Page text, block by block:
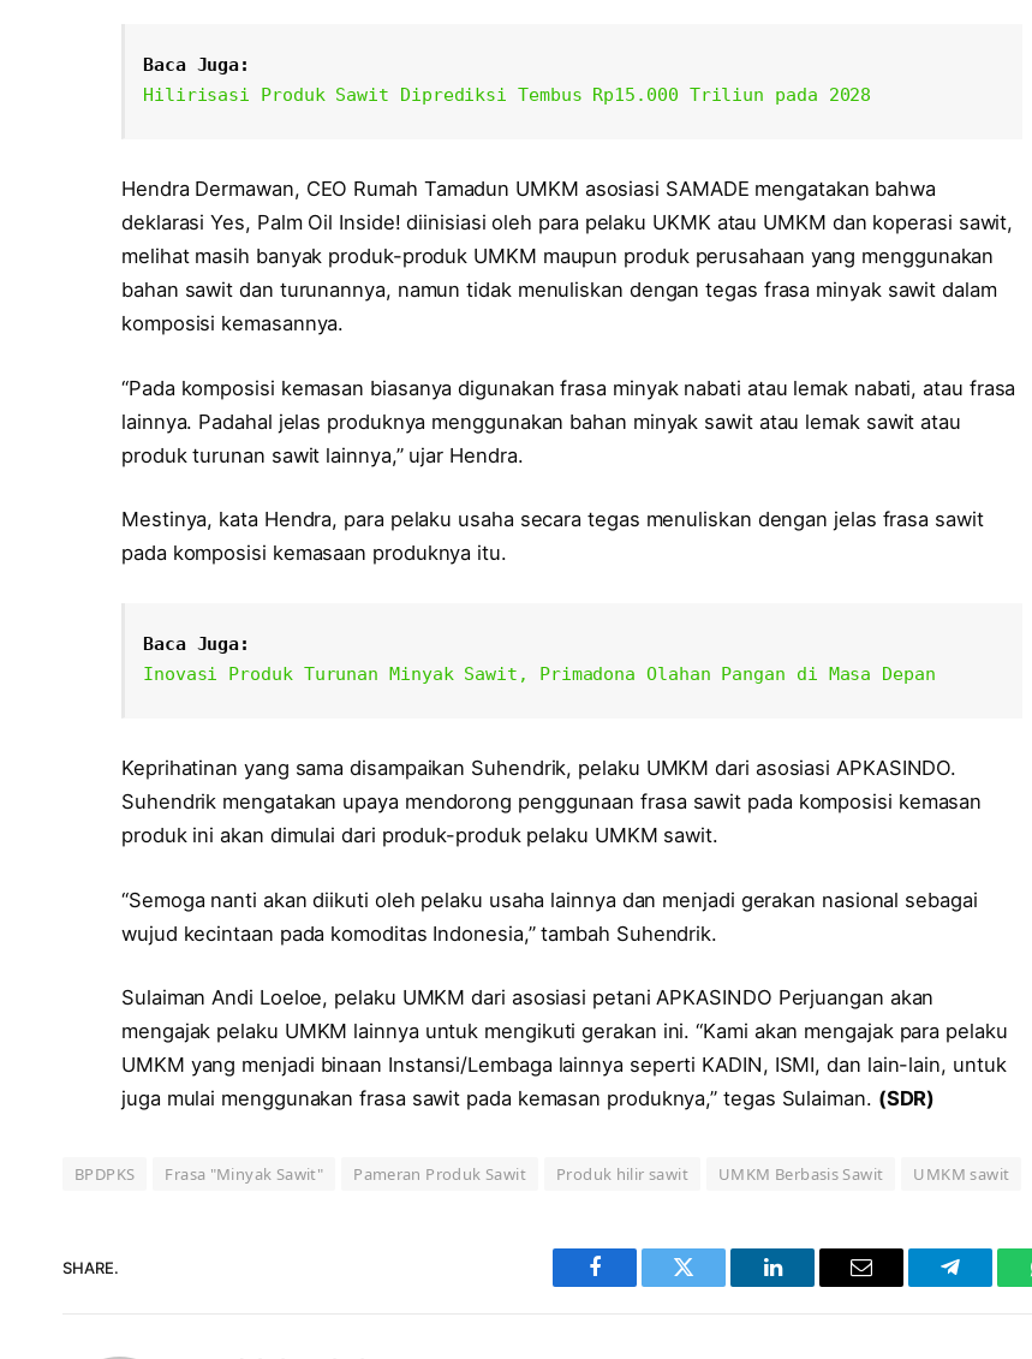
Baca Juga:
Hilirisasi Produk Sawit Diprediksi Tembus Rp15.000 Triliun pada 2028
Hendra Dermawan, CEO Rumah Tamadun UMKM asosiasi SAMADE mengatakan bahwa
deklarasi Yes, Palm Oil Inside! diinisiasi oleh para pelaku UKMK atau UMKM dan koperasi sawit,
melihat masih banyak produk-produk UMKM maupun produk perusahaan yang menggunakan
bahan sawit dan turunannya, namun tidak menuliskan dengan tegas frasa minyak sawit dalam
komposisi kemasannya.
“Pada komposisi kemasan biasanya digunakan frasa minyak nabati atau lemak nabati, atau frasa
lainnya. Padahal jelas produknya menggunakan bahan minyak sawit atau lemak sawit atau
produk turunan sawit lainnya,” ujar Hendra.
Mestinya, kata Hendra, para pelaku usaha secara tegas menuliskan dengan jelas frasa sawit
pada komposisi kemasaan produknya itu.
Baca Juga:
Inovasi Produk Turunan Minyak Sawit, Primadona Olahan Pangan di Masa Depan
Keprihatinan yang sama disampaikan Suhendrik, pelaku UMKM dari asosiasi APKASINDO.
Suhendrik mengatakan upaya mendorong penggunaan frasa sawit pada komposisi kemasan
produk ini akan dimulai dari produk-produk pelaku UMKM sawit.
“Semoga nanti akan diikuti oleh pelaku usaha lainnya dan menjadi gerakan nasional sebagai
wujud kecintaan pada komoditas Indonesia,” tambah Suhendrik.
Sulaiman Andi Loeloe, pelaku UMKM dari asosiasi petani APKASINDO Perjuangan akan
mengajak pelaku UMKM lainnya untuk mengikuti gerakan ini. “Kami akan mengajak para pelaku
UMKM yang menjadi binaan Instansi/Lembaga lainnya seperti KADIN, ISMI, dan lain-lain, untuk
juga mulai menggunakan frasa sawit pada kemasan produknya,” tegas Sulaiman. (SDR)
BPDPKS Frasa "Minyak Sawit" Pameran Produk Sawit Produk hilir sawit UMKM Berbasis Sawit UMKM sawit
SHARE.
Facebook Twitter LinkedIn Email Telegram